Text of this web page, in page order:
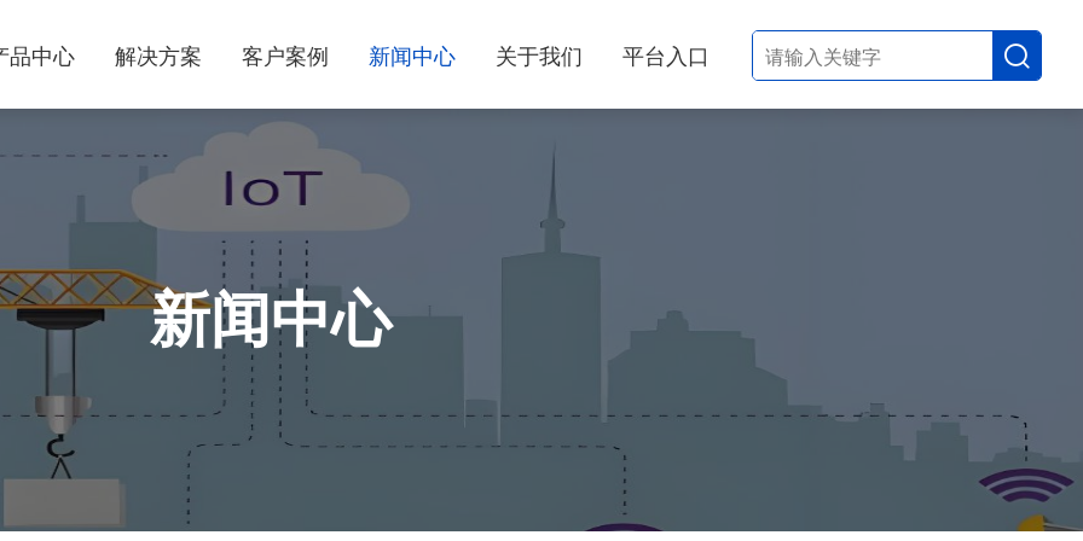
品中心 解决方案 客户案例 新闻中心 关于我们 平台入口
新闻中心